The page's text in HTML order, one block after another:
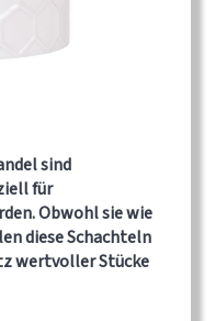
sind
für
Obwohl sie wie
diese Schachteln
wertvoller Stücke